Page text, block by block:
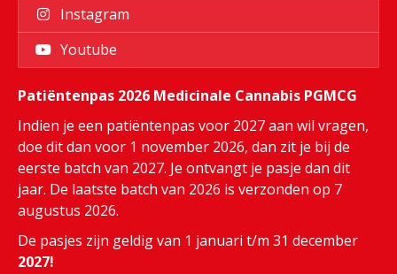
Instagram
Youtube
Patiëntenpas 2026 Medicinale Cannabis PGMCG
Indien je een patiëntenpas voor 2027 aan wil vragen,
doe dit dan voor 1 november 2026, dan zit je bij de
eerste batch van 2027. Je ontvangt je pasje dan dit
jaar. De laatste batch van 2026 is verzonden op 7
augustus 2026.
De pasjes zijn geldig van 1 januari t/m 31 december
2027!